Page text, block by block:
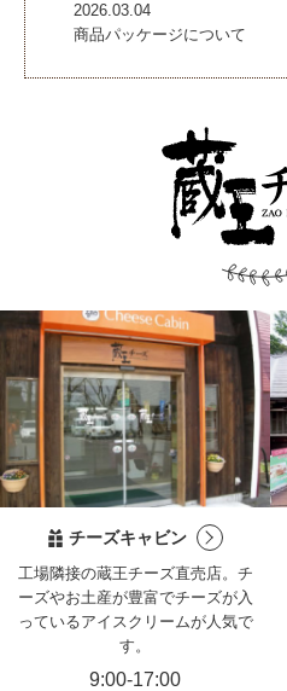
2026.03.04
商品パッケージについて
チーズキャビン
工場隣接の蔵王チーズ直売店。 チ
ーズやお土産が豊富でチーズが入
っているアイスクリームが人気で
す。
9:00-17:00